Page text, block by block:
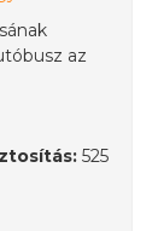
az
525